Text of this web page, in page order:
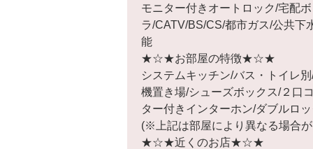
モニター付きオートロック/宅配
ラ/CATV/BS/CS/都市ガス/公共下
能
★☆★お部屋の特徴★☆★
システムキッチン/バス・トイレ
機置き場/シューズボックス/２口
ター付きインターホン/ダブルロ
(※上記は部屋により異なる場合
★☆★近くのお店★☆★